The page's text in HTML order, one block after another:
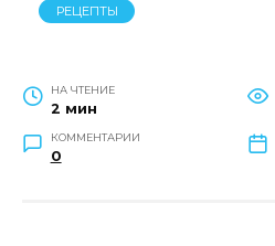
РЕЦЕПТЫ
НА ЧТЕНИЕ
2 мин
КОММЕНТАРИИ
0